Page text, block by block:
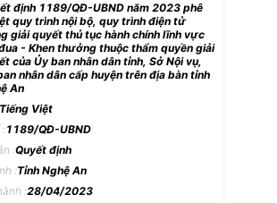
định 1189/QĐ-UBND năm 2023 phê
quy trình nội bộ, quy trình điện tử
giải quyết thủ tục hành chính lĩnh vực
- Khen thưởng thuộc thẩm quyền giải
của Ủy ban nhân dân tỉnh, Sở Nội vụ,
nhân dân cấp huyện trên địa bàn tỉnh
An
Tiếng Việt
:1189/QĐ-UBND
:Quyết định
:Tỉnh Nghệ An
:28/04/2023